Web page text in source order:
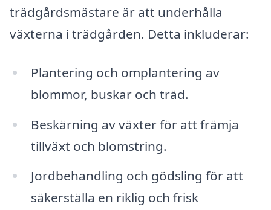
trädgårdsmästare är att underhålla
växterna i trädgården. Detta inkluderar:
Plantering och omplantering av
blommor, buskar och träd.
Beskärning av växter för att främja
tillväxt och blomstring.
Jordbehandling och gödsling för att
säkerställa en riklig och frisk